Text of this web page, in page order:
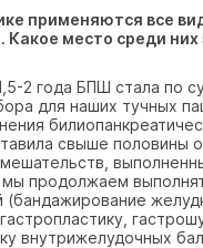
применяются все
Какое место среди
2 года БПШ стала по
для наших тучных
свыше половины
продолжаем
внутрижелудочных